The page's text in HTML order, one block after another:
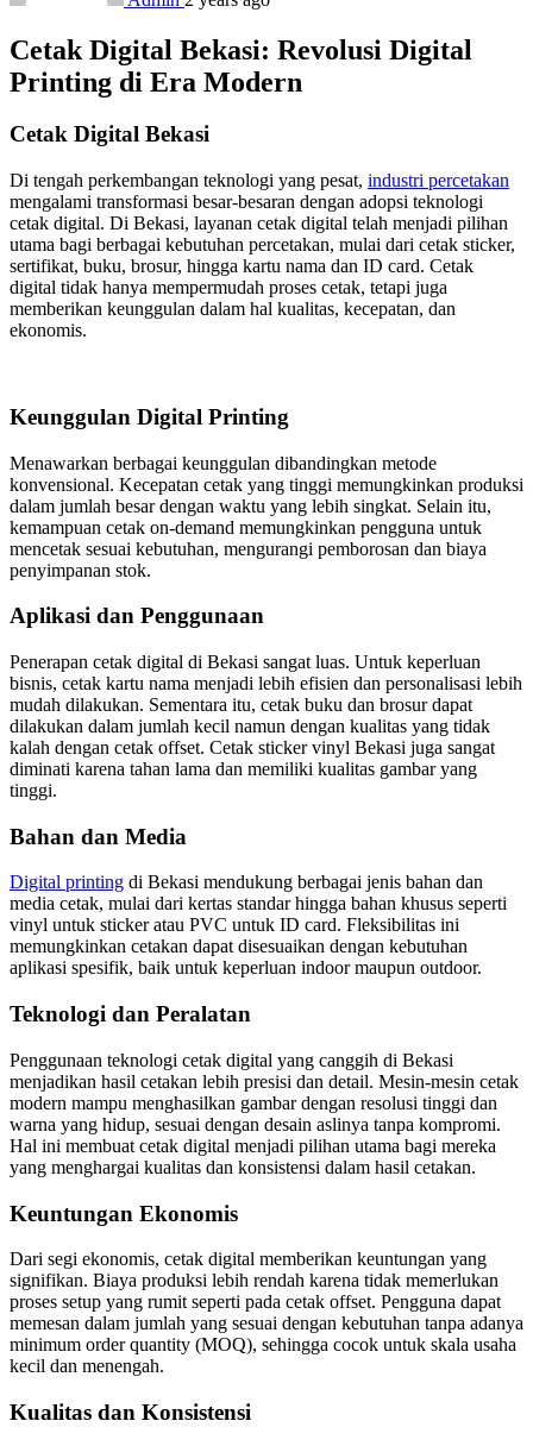
Cetak Digital Bekasi: Revolusi Digital
Printing di Era Modern
Cetak Digital Bekasi
Di tengah perkembangan teknologi yang pesat, industri percetakan
mengalami transformasi besar-besaran dengan adopsi teknologi
cetak digital. Di Bekasi, layanan cetak digital telah menjadi pilihan
utama bagi berbagai kebutuhan percetakan, mulai dari cetak sticker,
sertifikat, buku, brosur, hingga kartu nama dan ID card. Cetak
digital tidak hanya mempermudah proses cetak, tetapi juga
memberikan keunggulan dalam hal kualitas, kecepatan, dan
ekonomis.
Keunggulan Digital Printing
Menawarkan berbagai keunggulan dibandingkan metode
konvensional. Kecepatan cetak yang tinggi memungkinkan produksi
dalam jumlah besar dengan waktu yang lebih singkat. Selain itu,
kemampuan cetak on-demand memungkinkan pengguna untuk
mencetak sesuai kebutuhan, mengurangi pemborosan dan biaya
penyimpanan stok.
Aplikasi dan Penggunaan
Penerapan cetak digital di Bekasi sangat luas. Untuk keperluan
bisnis, cetak kartu nama menjadi lebih efisien dan personalisasi lebih
mudah dilakukan. Sementara itu, cetak buku dan brosur dapat
dilakukan dalam jumlah kecil namun dengan kualitas yang tidak
kalah dengan cetak offset. Cetak sticker vinyl Bekasi juga sangat
diminati karena tahan lama dan memiliki kualitas gambar yang
tinggi.
Bahan dan Media
Digital printing di Bekasi mendukung berbagai jenis bahan dan
media cetak, mulai dari kertas standar hingga bahan khusus seperti
vinyl untuk sticker atau PVC untuk ID card. Fleksibilitas ini
memungkinkan cetakan dapat disesuaikan dengan kebutuhan
aplikasi spesifik, baik untuk keperluan indoor maupun outdoor.
Teknologi dan Peralatan
Penggunaan teknologi cetak digital yang canggih di Bekasi
menjadikan hasil cetakan lebih presisi dan detail. Mesin-mesin cetak
modern mampu menghasilkan gambar dengan resolusi tinggi dan
warna yang hidup, sesuai dengan desain aslinya tanpa kompromi.
Hal ini membuat cetak digital menjadi pilihan utama bagi mereka
yang menghargai kualitas dan konsistensi dalam hasil cetakan.
Keuntungan Ekonomis
Dari segi ekonomis, cetak digital memberikan keuntungan yang
signifikan. Biaya produksi lebih rendah karena tidak memerlukan
proses setup yang rumit seperti pada cetak offset. Pengguna dapat
memesan dalam jumlah yang sesuai dengan kebutuhan tanpa adanya
minimum order quantity (MOQ), sehingga cocok untuk skala usaha
kecil dan menengah.
Kualitas dan Konsistensi